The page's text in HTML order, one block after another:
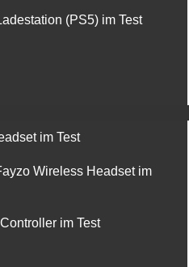
(PS5) im Test
im Test
Wireless Headset im
im Test